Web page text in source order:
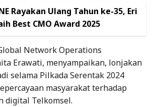
Rayakan Ulang Tahun ke-35, Eri
Best CMO Award 2025
Network Operations
Erawati, menyampaikan, lonjakan
selama Pilkada Serentak 2024
masyarakat terhadap
digital Telkomsel.